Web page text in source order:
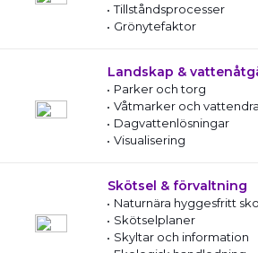
Tillståndsprocesser
Grönytefaktor
Landskap &
Parker och torg
Våtmarker och
Dagvattenlösningar
Visualisering
Skötsel & förvaltning
Naturnära hyggesfritt
Skötselplaner
Skyltar och information